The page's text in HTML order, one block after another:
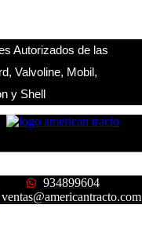
Autorizados de las
Valvoline, Mobil,
y Shell
934899604
ventas@americantracto.com